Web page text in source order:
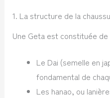
1. La structure de la
Une Geta est constituée
Le Dai (semelle en
fondamental de
Les hanao, ou